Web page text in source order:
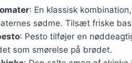
: En klassisk
sødme. Tilsæt friske
: Pesto tilføjer en
som smørelse på brødet.